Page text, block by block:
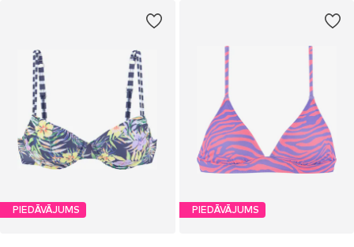
PIEDĀVĀJUMS PIEDĀVĀJUMS